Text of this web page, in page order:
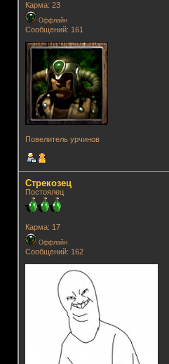
Карма: 23
Оффлайн
Сообщений: 161
Повелитель урчинов
Стрекозец
Постоялец
Карма: 17
Оффлайн
Сообщений: 162